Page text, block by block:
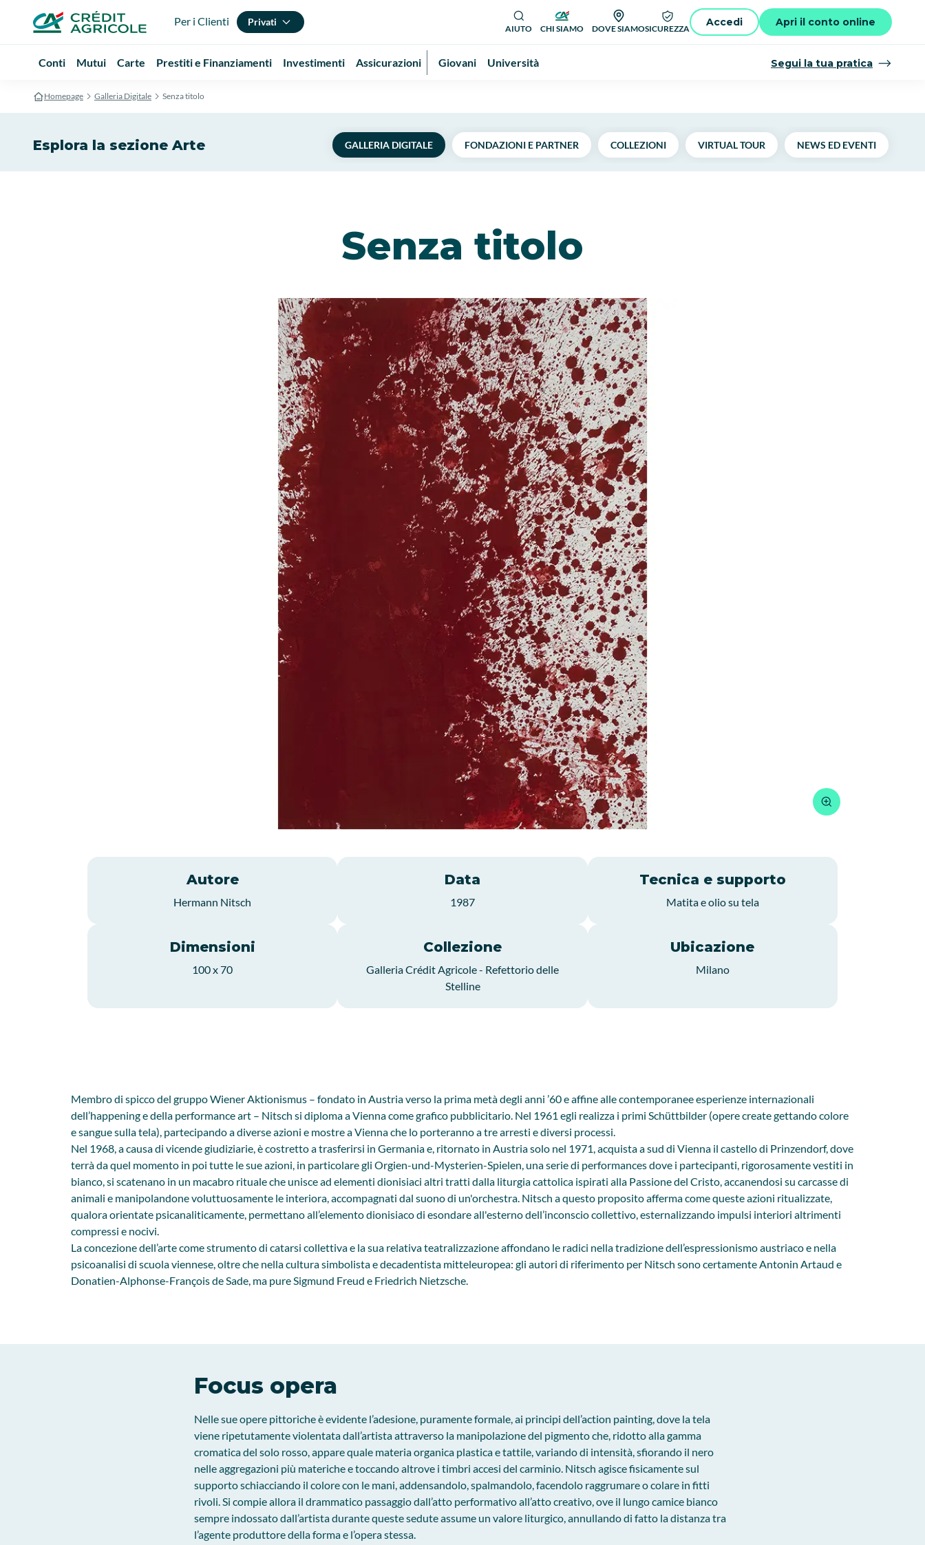
Per i Clienti Privati
AIUTO CHI SIAMO DOVE SIAMOSICUREZZA
Accedi Apri il conto online
Conti Mutui Carte Prestiti e Finanziamenti Investimenti Assicurazioni Giovani Università Segui la tua pratica
Homepage Galleria Digitale Senza titolo
Esplora la sezione Arte GALLERIA DIGITALE FONDAZIONI E PARTNER COLLEZIONI VIRTUAL TOUR NEWS ED EVENTI
Senza titolo
Autore
Hermann Nitsch
Data
1987
Tecnica e supporto
Matita e olio su tela
Dimensioni
100 x 70
Collezione
Galleria Crédit Agricole - Refettorio delle
Stelline
Ubicazione
Milano
Membro di spicco del gruppo Wiener Aktionismus – fondato in Austria verso la prima metà degli anni ’60 e affine alle contemporanee esperienze internazionali
dell’happening e della performance art – Nitsch si diploma a Vienna come grafico pubblicitario. Nel 1961 egli realizza i primi Schüttbilder (opere create gettando colore
e sangue sulla tela), partecipando a diverse azioni e mostre a Vienna che lo porteranno a tre arresti e diversi processi.
Nel 1968, a causa di vicende giudiziarie, è costretto a trasferirsi in Germania e, ritornato in Austria solo nel 1971, acquista a sud di Vienna il castello di Prinzendorf, dove
terrà da quel momento in poi tutte le sue azioni, in particolare gli Orgien-und-Mysterien-Spielen, una serie di performances dove i partecipanti, rigorosamente vestiti in
bianco, si scatenano in un macabro rituale che unisce ad elementi dionisiaci altri tratti dalla liturgia cattolica ispirati alla Passione del Cristo, accanendosi su carcasse di
animali e manipolandone voluttuosamente le interiora, accompagnati dal suono di un'orchestra. Nitsch a questo proposito afferma come queste azioni ritualizzate,
qualora orientate psicanaliticamente, permettano all’elemento dionisiaco di esondare all'esterno dell’inconscio collettivo, esternalizzando impulsi interiori altrimenti
compressi e nocivi.
La concezione dell’arte come strumento di catarsi collettiva e la sua relativa teatralizzazione affondano le radici nella tradizione dell’espressionismo austriaco e nella
psicoanalisi di scuola viennese, oltre che nella cultura simbolista e decadentista mitteleuropea: gli autori di riferimento per Nitsch sono certamente Antonin Artaud e
Donatien-Alphonse-François de Sade, ma pure Sigmund Freud e Friedrich Nietzsche.
Focus opera
Nelle sue opere pittoriche è evidente l’adesione, puramente formale, ai principi dell’action painting, dove la tela
viene ripetutamente violentata dall’artista attraverso la manipolazione del pigmento che, ridotto alla gamma
cromatica del solo rosso, appare quale materia organica plastica e tattile, variando di intensità, sfiorando il nero
nelle aggregazioni più materiche e toccando altrove i timbri accesi del carminio. Nitsch agisce fisicamente sul
supporto schiacciando il colore con le mani, addensandolo, spalmandolo, facendolo raggrumare o colare in fitti
rivoli. Si compie allora il drammatico passaggio dall’atto performativo all’atto creativo, ove il lungo camice bianco
sempre indossato dall’artista durante queste sedute assume un valore liturgico, annullando di fatto la distanza tra
l’agente produttore della forma e l’opera stessa.